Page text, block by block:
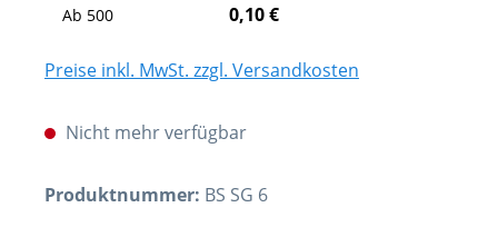
Ab 500 0,10 €
Preise inkl. MwSt. zzgl. Versandkosten
Nicht mehr verfügbar
Produktnummer: BS SG 6